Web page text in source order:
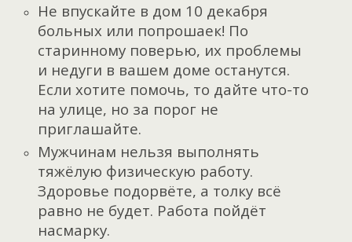
Не впускайте в дом 10 декабря
больных или попрошаек! По
старинному поверью, их проблемы
и недуги в вашем доме останутся.
Если хотите помочь, то дайте что-то
на улице, но за порог не
приглашайте.
Мужчинам нельзя выполнять
тяжёлую физическую работу.
Здоровье подорвёте, а толку всё
равно не будет. Работа пойдёт
насмарку.